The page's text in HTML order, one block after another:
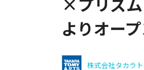
よりオープ
株式会社タカラ